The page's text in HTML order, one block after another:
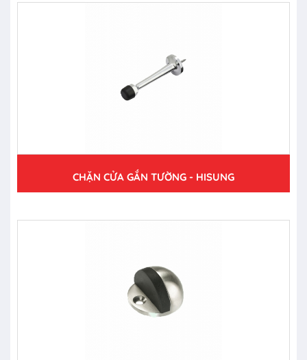
CHẶN CỬA GẮN TƯỜNG - HISUNG